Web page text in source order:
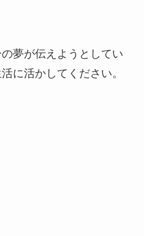
夢が伝えようとしてい
に活かしてください。